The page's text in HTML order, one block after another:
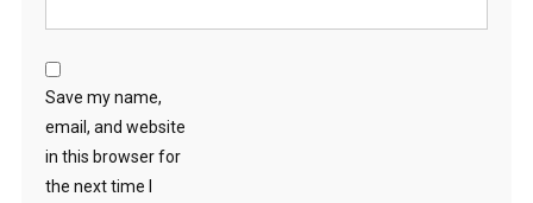
Save my name,
email, and website
in this browser for
the next time I